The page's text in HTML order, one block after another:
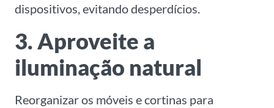
dispositivos, evitando desperdícios.
3. Aproveite a
iluminação natural
Reorganizar os móveis e cortinas para